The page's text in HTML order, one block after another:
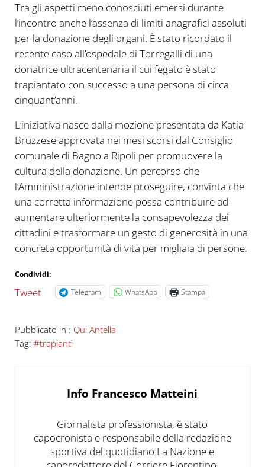
Tra gli aspetti meno conosciuti emersi durante
l’incontro anche l’assenza di limiti anagrafici assoluti
per la donazione degli organi. È stato ricordato il
recente caso all’ospedale di Torregalli di una
donatrice ultracentenaria il cui fegato è stato
trapiantato con successo a una persona di circa
cinquant’anni.
L’iniziativa nasce dalla mozione presentata da Katia
Bruzzese approvata nei mesi scorsi dal Consiglio
comunale di Bagno a Ripoli per promuovere la
cultura della donazione. Un percorso che
l’Amministrazione intende proseguire, convinta che
una corretta informazione possa contribuire ad
aumentare ulteriormente la consapevolezza dei
cittadini e trasformare un gesto di generosità in una
concreta opportunità di vita per migliaia di persone.
Condividi:
Tweet Telegram WhatsApp Stampa
Pubblicato in : Qui Antella
Tag: #trapianti
Info Francesco Matteini
Giornalista professionista, è stato
capocronista e responsabile della redazione
sportiva del quotidiano La Nazione e